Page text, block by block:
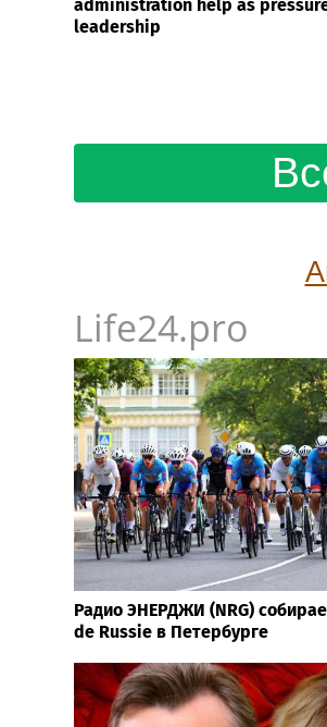
administration help as
leadership
Life24.pro
Радио ЭНЕРДЖИ (NRG)
de Russie в Петербурге